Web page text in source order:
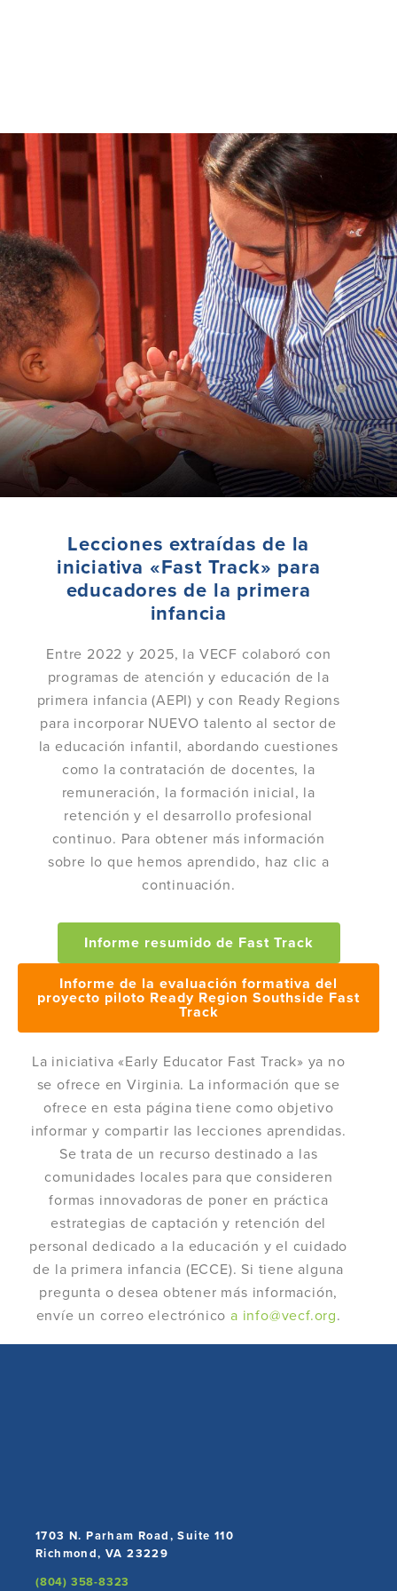
Lecciones extraídas de la
iniciativa «Fast Track» para
educadores de la primera
infancia
Entre 2022 y 2025, la VECF colaboró con
programas de atención y educación de la
primera infancia (AEPI) y con Ready Regions
para incorporar NUEVO talento al sector de
la educación infantil, abordando cuestiones
como la contratación de docentes, la
remuneración, la formación inicial, la
retención y el desarrollo profesional
continuo. Para obtener más información
sobre lo que hemos aprendido, haz clic a
continuación.
Informe resumido de Fast Track
Informe de la evaluación formativa del
proyecto piloto Ready Region Southside Fast
Track
La iniciativa «Early Educator Fast Track» ya no
se ofrece en Virginia. La información que se
ofrece en esta página tiene como objetivo
informar y compartir las lecciones aprendidas.
Se trata de un recurso destinado a las
comunidades locales para que consideren
formas innovadoras de poner en práctica
estrategias de captación y retención del
personal dedicado a la educación y el cuidado
de la primera infancia (ECCE). Si tiene alguna
pregunta o desea obtener más información,
envíe un correo electrónicoa info@vecf.org.
1703 N. Parham Road, Suite 110
Richmond, VA 23229
(804) 358-8323